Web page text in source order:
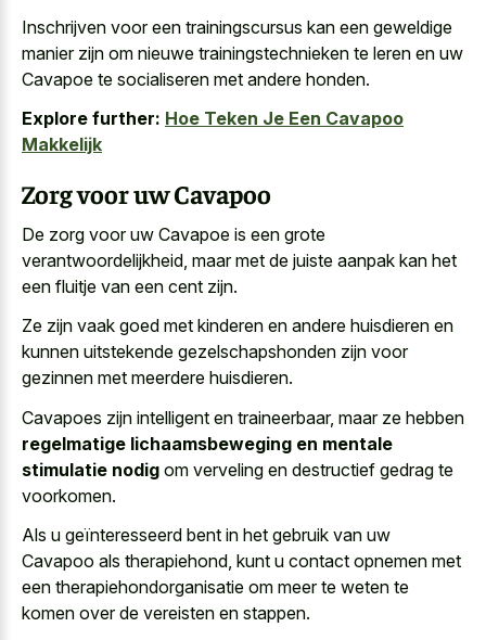
Inschrijven voor een trainingscursus kan een geweldige
manier zijn om nieuwe trainingstechnieken te leren en uw
Cavapoe te socialiseren met andere honden.
Explore further: Hoe Teken Je Een Cavapoo
Makkelijk
Zorg voor uw Cavapoo
De zorg voor uw Cavapoe is een grote
verantwoordelijkheid, maar met de juiste aanpak kan het
een fluitje van een cent zijn.
Ze zijn vaak goed met kinderen en andere huisdieren en
kunnen uitstekende gezelschapshonden zijn voor
gezinnen met meerdere huisdieren.
Cavapoes zijn intelligent en traineerbaar, maar ze hebben
regelmatige lichaamsbeweging en mentale
stimulatie nodig om verveling en destructief gedrag te
voorkomen.
Als u geïnteresseerd bent in het gebruik van uw
Cavapoo als therapiehond, kunt u contact opnemen met
een therapiehondorganisatie om meer te weten te
komen over de vereisten en stappen.